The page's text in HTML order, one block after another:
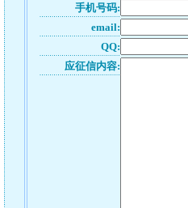
手机号码:
email:
QQ:
应征信内容: